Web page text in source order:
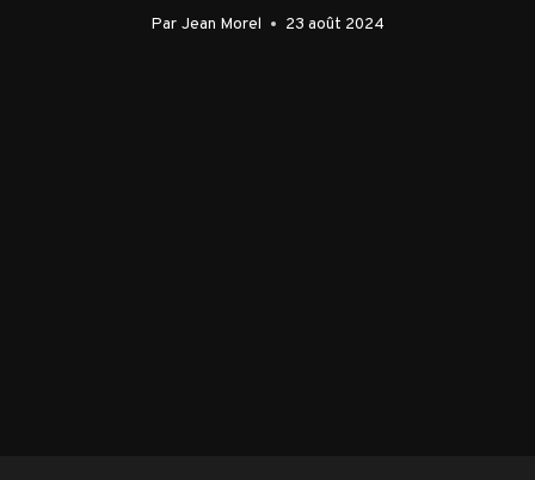
Par Jean Morel 23 août 2024